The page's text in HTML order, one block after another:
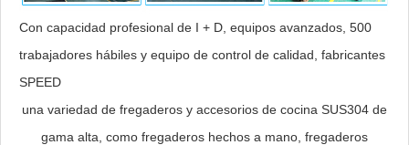
Con capacidad profesional de I + D, equipos avanzados, 500
trabajadores hábiles y equipo de control de calidad, fabricantes
SPEED
una variedad de fregaderos y accesorios de cocina SUS304 de
gama alta, como fregaderos hechos a mano, fregaderos